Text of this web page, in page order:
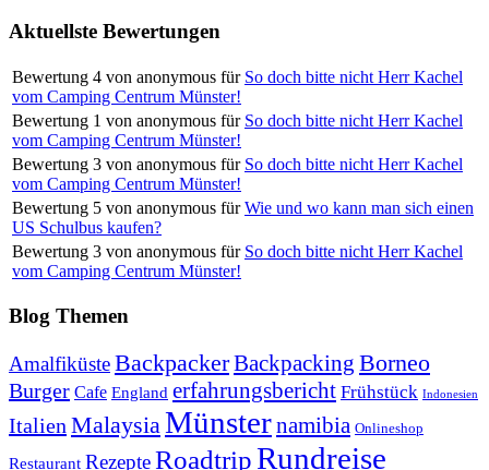
Aktuellste Bewertungen
Bewertung 4 von anonymous für So doch bitte nicht Herr Kachel
vom Camping Centrum Münster!
Bewertung 1 von anonymous für So doch bitte nicht Herr Kachel
vom Camping Centrum Münster!
Bewertung 3 von anonymous für So doch bitte nicht Herr Kachel
vom Camping Centrum Münster!
Bewertung 5 von anonymous für Wie und wo kann man sich einen
US Schulbus kaufen?
Bewertung 3 von anonymous für So doch bitte nicht Herr Kachel
vom Camping Centrum Münster!
Blog Themen
AmalfiküsteBackpackerBackpacking Borneo
Burger Cafe England erfahrungsbericht Frühstück Indonesien
Italien MalaysiaMünsternamibia Onlineshop
Restaurant RezepteRoadtripRundreise